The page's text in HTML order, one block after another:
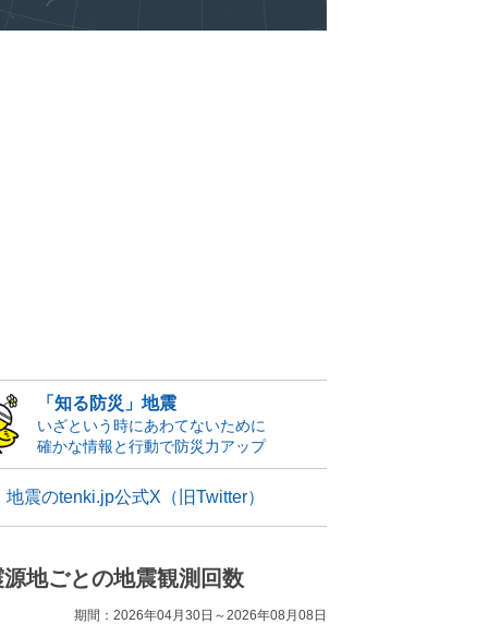
「知る防災」地震
いざという時にあわてないために
確かな情報と行動で防災力アップ
地震のtenki.jp公式X（旧Twitter）
源地ごとの地震観測回数
期間：2026年04月30日～2026年08月08日